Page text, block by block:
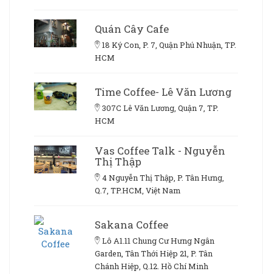
Quán Cây Cafe
18 Ký Con, P. 7, Quận Phú Nhuận, TP.
HCM
Time Coffee- Lê Văn Lương
307C Lê Văn Lương, Quận 7, TP.
HCM
Vas Coffee Talk - Nguyễn
Thị Thập
4 Nguyễn Thị Thập, P. Tân Hưng,
Q.7, TP.HCM, Việt Nam
Sakana Coffee
Lô A1.11 Chung Cư Hưng Ngân
Garden, Tân Thới Hiệp 21, P. Tân
Chánh Hiệp, Q.12. Hồ Chí Minh